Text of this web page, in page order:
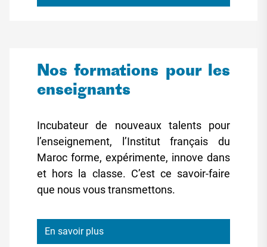
Nos formations pour les
enseignants
Incubateur de nouveaux talents pour
l’enseignement, l’Institut français du
Maroc forme, expérimente, innove dans
et hors la classe. C’est ce savoir-faire
que nous vous transmettons.
En savoir plus